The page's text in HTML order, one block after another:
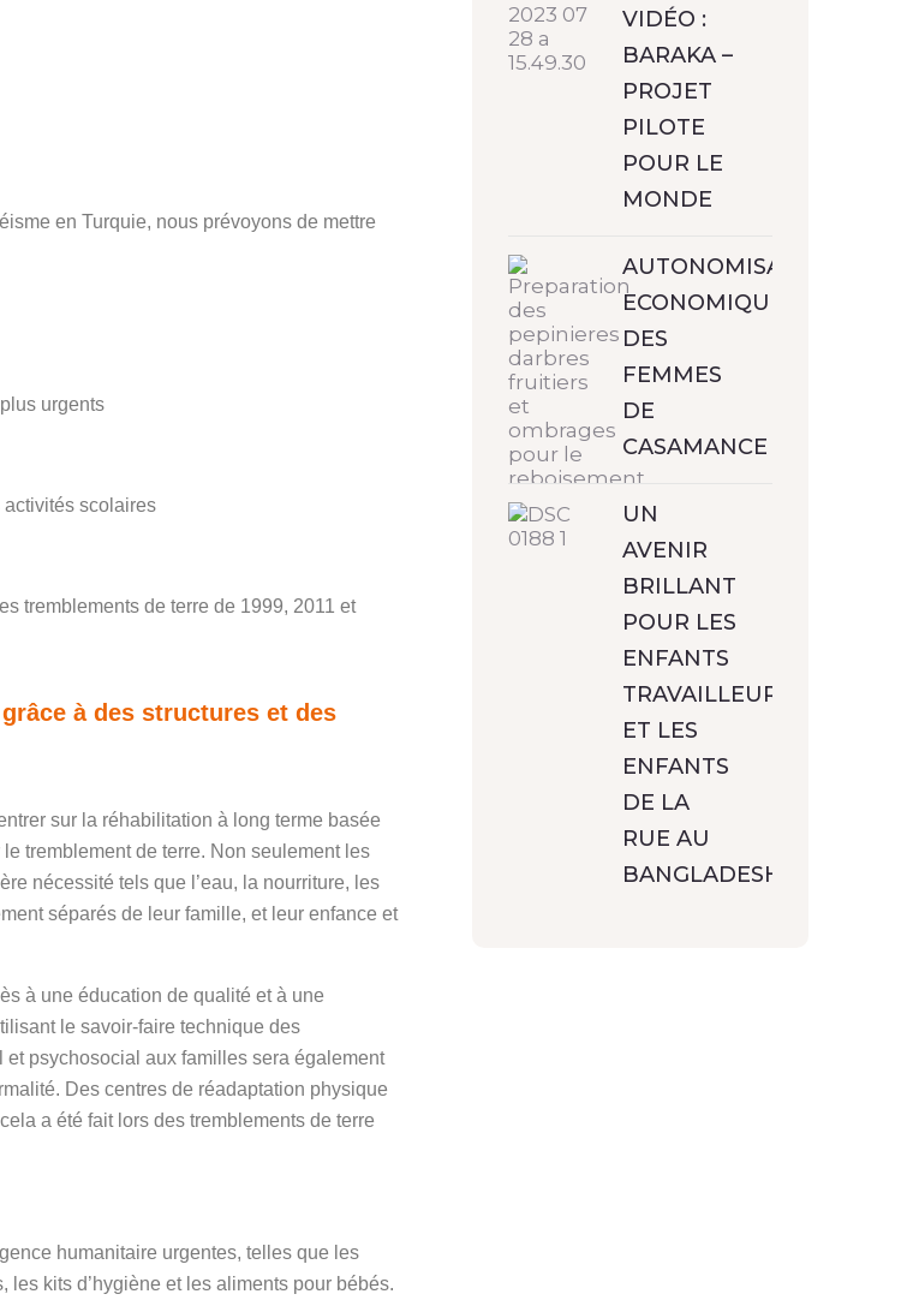
en Turquie, nous prévoyons de mettre
urgents
scolaires
tremblements de terre de 1999, 2011 et
à des structures et des
sur la réhabilitation à long terme basée
tremblement de terre. Non seulement les
nécessité tels que l’eau, la nourriture, les
séparés de leur famille, et leur enfance et
à une éducation de qualité et à une
le savoir-faire technique des
psychosocial aux familles sera également
Des centres de réadaptation physique
a été fait lors des tremblements de terre
humanitaire urgentes, telles que les
kits d’hygiène et les aliments pour bébés.
VIDÉO :
BARAKA –
PROJET
PILOTE
POUR LE
MONDE
AUTONOMISATION
ECONOMIQUE
DES
FEMMES
DE
CASAMANCE
UN
AVENIR
BRILLANT
POUR LES
ENFANTS
TRAVAILLEURS
ET LES
ENFANTS
DE LA
RUE AU
BANGLADESH